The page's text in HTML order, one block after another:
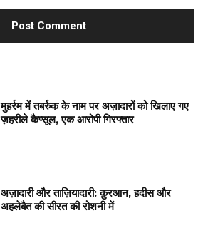
मुहर्रम में तबर्रुक के नाम पर अज़ादारों को खिलाए गए
ज़हरीले कैप्सूल, एक आरोपी गिरफ्तार
अज़ादारी और ताज़ियादारी: क़ुरआन, हदीस और
अहलेबैत की सीरत की रोशनी में